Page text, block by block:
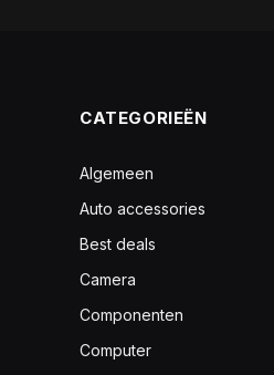
CATEGORIEËN
Algemeen
Auto accessories
Best deals
Camera
Componenten
Computer